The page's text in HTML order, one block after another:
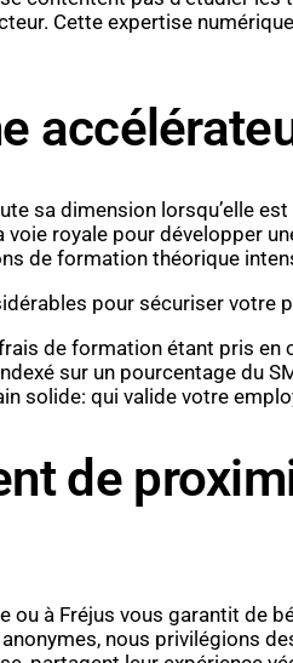
Cette expertise
sa dimension lorsqu’elle
voie royale pour développer
de formation théorique
pour sécuriser votre
de formation étant pris en
sur un pourcentage du
solide: qui valide votre
de
ou à Fréjus vous garantit de
nous privilégions